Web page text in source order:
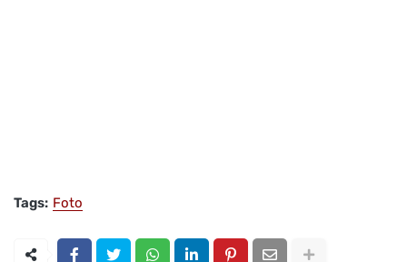
Tags: Foto